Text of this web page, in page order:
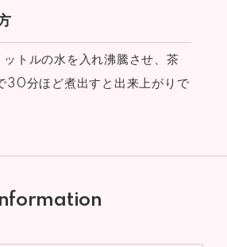
トルの水を入れ沸騰させ、茶
30分ほど煮出すと出来上がりで